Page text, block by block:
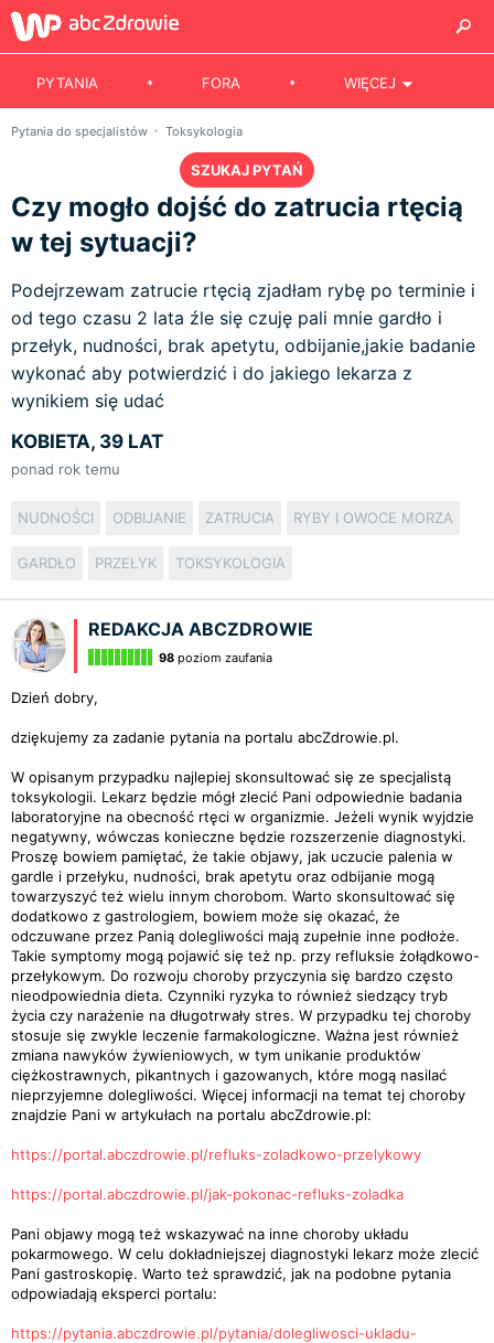
PYTANIA FORA WIĘCEJ
Pytania do specjalistów Toksykologia
SZUKAJ PYTAŃ
Czy mogło dojść do zatrucia rtęcią
w tej sytuacji?
Podejrzewam zatrucie rtęcią zjadłam rybę po terminie i
od tego czasu 2 lata źle się czuję pali mnie gardło i
przełyk, nudności, brak apetytu, odbijanie,jakie badanie
wykonać aby potwierdzić i do jakiego lekarza z
wynikiem się udać
KOBIETA, 39 LAT
ponad rok temu
NUDNOŚCI ODBIJANIE ZATRUCIA RYBY I OWOCE MORZA
GARDŁO PRZEŁYK TOKSYKOLOGIA
REDAKCJA ABCZDROWIE
98 poziom zaufania
Dzień dobry,
dziękujemy za zadanie pytania na portalu abcZdrowie.pl.
W opisanym przypadku najlepiej skonsultować się ze specjalistą
toksykologii. Lekarz będzie mógł zlecić Pani odpowiednie badania
laboratoryjne na obecność rtęci w organizmie. Jeżeli wynik wyjdzie
negatywny, wówczas konieczne będzie rozszerzenie diagnostyki.
Proszę bowiem pamiętać, że takie objawy, jak uczucie palenia w
gardle i przełyku, nudności, brak apetytu oraz odbijanie mogą
towarzyszyć też wielu innym chorobom. Warto skonsultować się
dodatkowo z gastrologiem, bowiem może się okazać, że
odczuwane przez Panią dolegliwości mają zupełnie inne podłoże.
Takie symptomy mogą pojawić się też np. przy refluksie żołądkowo-
przełykowym. Do rozwoju choroby przyczynia się bardzo często
nieodpowiednia dieta. Czynniki ryzyka to również siedzący tryb
życia czy narażenie na długotrwały stres. W przypadku tej choroby
stosuje się zwykle leczenie farmakologiczne. Ważna jest również
zmiana nawyków żywieniowych, w tym unikanie produktów
ciężkostrawnych, pikantnych i gazowanych, które mogą nasilać
nieprzyjemne dolegliwości. Więcej informacji na temat tej choroby
znajdzie Pani w artykułach na portalu abcZdrowie.pl:
https://portal.abczdrowie.pl/refluks-zoladkowo-przelykowy
https://portal.abczdrowie.pl/jak-pokonac-refluks-zoladka
Pani objawy mogą też wskazywać na inne choroby układu
pokarmowego. W celu dokładniejszej diagnostyki lekarz może zlecić
Pani gastroskopię. Warto też sprawdzić, jak na podobne pytania
odpowiadają eksperci portalu:
https://pytania.abczdrowie.pl/pytania/dolegliwosci-ukladu-